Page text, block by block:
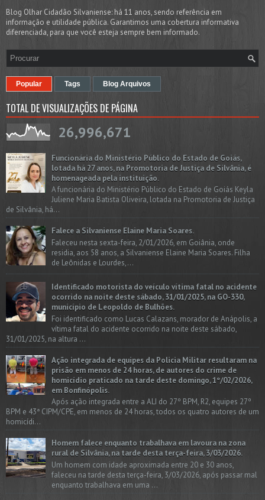
Blog Olhar Cidadão Silvaniense: há 11 anos, sendo referência em
informação e utilidade pública. Garantimos uma cobertura informativa
diferenciada, para que você esteja sempre bem informado.
Popular Tags Blog Arquivos
TOTAL DE VISUALIZAÇÕES DE PÁGINA
26,996,671
Funcionária do Ministério Público do Estado de Goiás,
lotada há 27 anos, na Promotoria de Justiça de Silvânia, é
homenageada pela instituição.
A funcionária do Ministério Público do Estado de Goiás Keyla
Juliene Maria Batista Oliveira, lotada na Promotoria de Justiça
de Silvânia, há...
Falece a Silvaniense Elaine Maria Soares.
Faleceu nesta sexta-feira, 2/01/2026, em Goiânia, onde
residia, aos 58 anos, a Silvaniense Elaine Maria Soares. Filha
de Leônidas e Lourdes,...
Identificado motorista do veículo vítima fatal no acidente
ocorrido na noite deste sábado, 31/01/2025, na GO-330,
município de Leopoldo de Bulhões.
Foi identificado como Lucas Calazans, morador de Anápolis, a
vítima fatal do acidente ocorrido na noite deste sábado,
31/01/2025, na altura ...
Ação integrada de equipes da Policia Militar resultaram na
prisão em menos de 24 horas, de autores do crime de
homicídio praticado na tarde deste domingo, 1º/02/2026,
em Bonfinópolis.
Após ação integrada entre a ALI do 27º BPM, R2, equipes 27º
BPM e 43ª CIPM/CPE, em menos de 24 horas, todos os quatro autores de um
homicídi...
Homem falece enquanto trabalhava em lavoura na zona
rural de Silvânia, na tarde desta terça-feira, 3/03/2026.
Um homem com idade aproximada entre 20 e 30 anos,
faleceu na tarde desta terça-feira, 3/03/2026, após passar mal
enquanto trabalhava em uma ...